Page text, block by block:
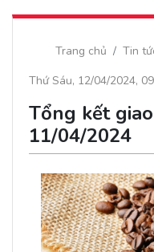
Trang chủ Tin
Thứ Sáu, 12/04/2024,
Tổng kết
11/04/2024